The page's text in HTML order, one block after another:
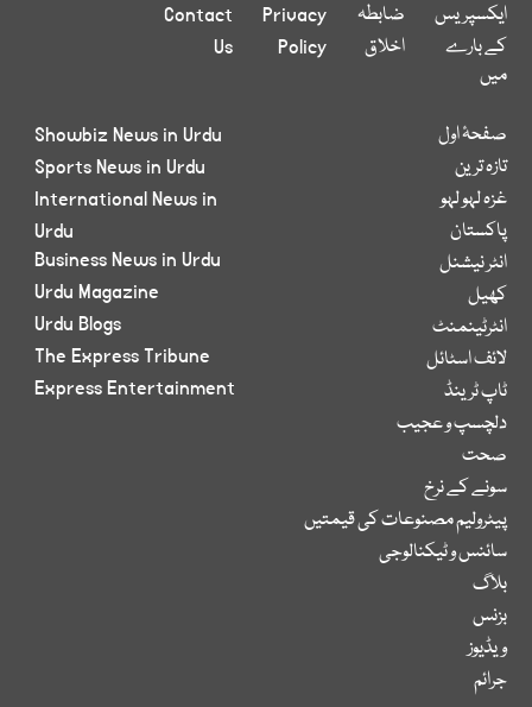
ایکسپریس
کے بارے
میں
ضابطہ
اخلاق
Privacy
Policy
Contact
Us
صفحۂ اول
تازہ ترین
غزہ لہو لہو
پاکستان
انٹر نیشنل
کھیل
انٹرٹینمنٹ
لائف اسٹائل
ٹاپ ٹرینڈ
دلچسپ و عجیب
صحت
سونے کے نرخ
پیٹرولیم مصنوعات کی قیمتیں
سائنس و ٹیکنالوجی
بلاگ
بزنس
ویڈیوز
جرائم
Showbiz News in Urdu
Sports News in Urdu
International News in
Urdu
Business News in Urdu
Urdu Magazine
Urdu Blogs
The Express Tribune
Express Entertainment